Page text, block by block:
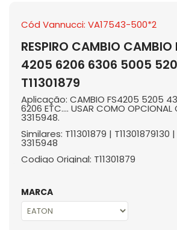
Cód Vannucci: VA17543-500*2
RESPIRO CAMBIO
4205 6206 6306 5005
T11301879
Aplicação: CAMBIO FS4205 5205
6206 ETC.... USAR COMO OPCIONAL
3315948.
Similares: T11301879 | T11301879130 |
3315948
Codigo Original: T11301879
MARCA